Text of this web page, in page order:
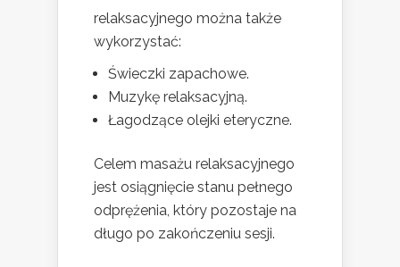
relaksacyjnego można także
wykorzystać:
Świeczki zapachowe.
Muzykę relaksacyjną.
Łagodzące olejki eteryczne.
Celem masażu relaksacyjnego
jest osiągnięcie stanu pełnego
odprężenia, który pozostaje na
długo po zakończeniu sesji.